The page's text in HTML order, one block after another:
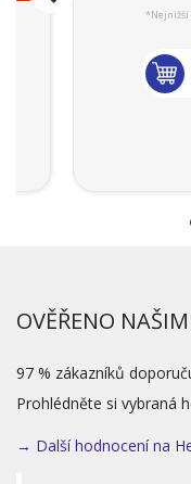
*Nejnižší
OVĚŘENO
97 % zákazníků
Prohlédněte si vybraná
→ Další hodnocení na